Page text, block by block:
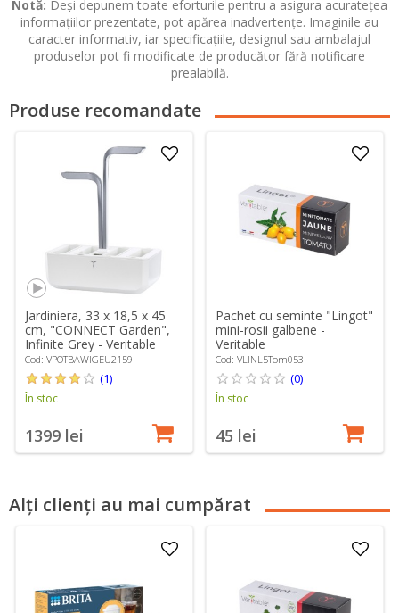
Notă: Deși depunem toate eforturile pentru a asigura acuratețea
informațiilor prezentate, pot apărea inadvertențe. Imaginile au
caracter informativ, iar specificațiile, designul sau ambalajul
produselor pot fi modificate de producător fără notificare
prealabilă.
Produse recomandate
Jardiniera, 33 x 18,5 x 45
cm, "CONNECT Garden",
Infinite Grey - Veritable
Cod: VPOTBAWIGEU2159
(1)
În stoc
1399 lei
Pachet cu seminte "Lingot"
mini-rosii galbene -
Veritable
Cod: VLINL5Tom053
(0)
În stoc
45 lei
Alți clienți au mai cumpărat